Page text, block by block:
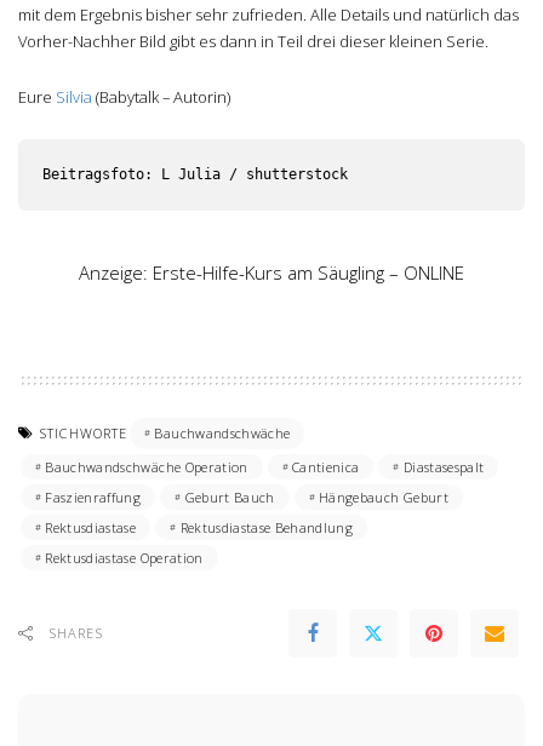
mit dem Ergebnis bisher sehr zufrieden. Alle Details und natürlich das
Vorher-Nachher Bild gibt es dann in Teil drei dieser kleinen Serie.
Eure Silvia (Babytalk – Autorin)
Beitragsfoto: L Julia / shutterstock
Anzeige: Erste-Hilfe-Kurs am Säugling – ONLINE
STICHWORTE
Bauchwandschwäche
Bauchwandschwäche Operation
Cantienica
Diastasespalt
Faszienraffung
Geburt Bauch
Hängebauch Geburt
Rektusdiastase
Rektusdiastase Behandlung
Rektusdiastase Operation
SHARES